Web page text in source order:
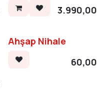
3.990,00
Ahşap Nihale
60,00